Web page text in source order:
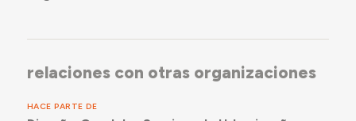
relaciones con otras organizaciones
HACE PARTE DE